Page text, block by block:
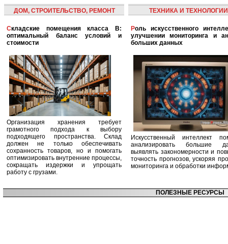
ДОМ, СТРОИТЕЛЬСТВО, РЕМОНТ
Складские помещения класса B:
оптимальный баланс условий и
стоимости
Организация хранения требует
грамотного подхода к выбору
подходящего пространства. Склад
должен не только обеспечивать
сохранность товаров, но и помогать
оптимизировать внутренние процессы,
сокращать издержки и упрощать
работу с грузами.
ТЕХНИКА И ТЕХНОЛОГИИ
Роль искусственного интеллекта в
улучшении мониторинга и
больших данных
Искусственный интеллект
анализировать большие
выявлять закономерности и
точность прогнозов, ускоряя
мониторинга и обработки
ПОЛЕЗНЫЕ РЕСУРСЫ